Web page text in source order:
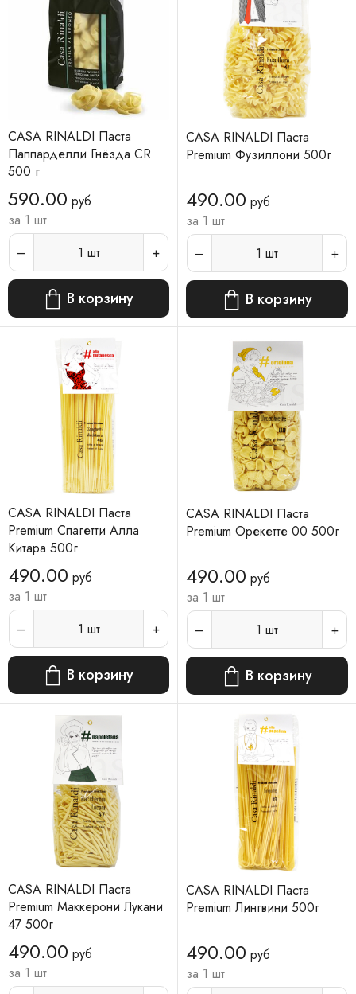
CASA RINALDI Паста
Паппарделли Гнёзда CR
500 г
590.00 руб
за 1 шт
1 шт
В корзину
CASA RINALDI Паста
Premium Фузиллони 500г
490.00 руб
за 1 шт
1 шт
В корзину
CASA RINALDI Паста
Premium Спагетти Алла
Китара 500г
490.00 руб
за 1 шт
1 шт
В корзину
CASA RINALDI Паста
Premium Орекетте 00 500г
490.00 руб
за 1 шт
1 шт
В корзину
CASA RINALDI Паста
Premium Маккерони Лукани
47 500г
490.00 руб
за 1 шт
CASA RINALDI Паста
Premium Лингвини 500г
490.00 руб
за 1 шт